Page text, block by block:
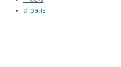
страны